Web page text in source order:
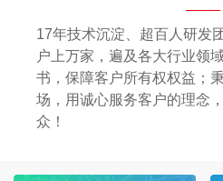
17年技术沉淀、超百人研发
户上万家，遍及各大行业领
书，保障客户所有权权益；
场，用诚心服务客户的理念
众！